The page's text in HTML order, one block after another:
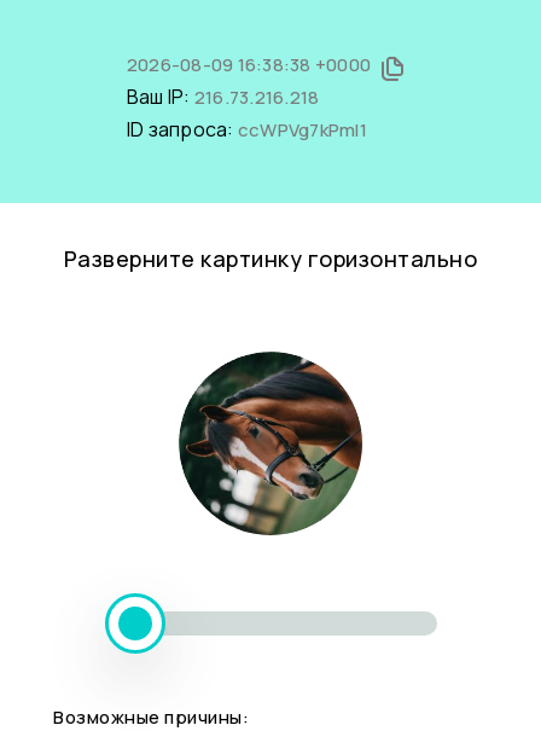
2026-08-09 16:38:38 +0000
Ваш IP: 216.73.216.218
ID запроса: ccWPVg7kPmI1
Разверните картинку горизонтально
Возможные причины: